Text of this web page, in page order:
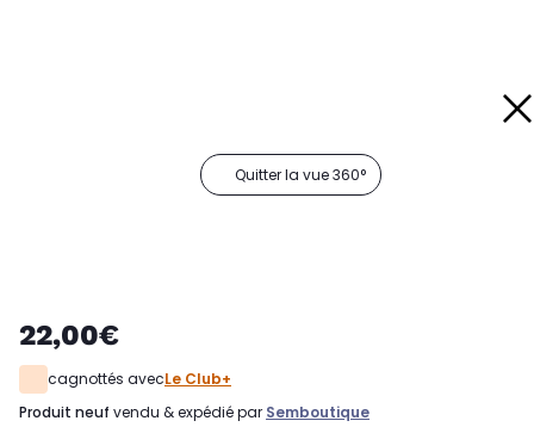
Quitter la vue 360°
22,00€
cagnottés avecLe Club+
produit neuf vendu & expédié par Semboutique